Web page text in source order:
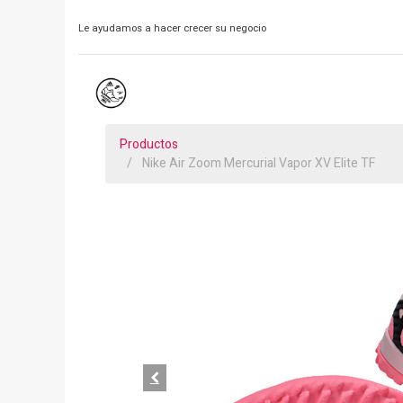
Le ayudamos a hacer crecer su negocio
Productos
Nike Air Zoom Mercurial Vapor XV Elite TF